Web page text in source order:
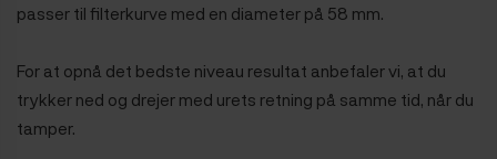
passer til filterkurve med en diameter på 58 mm.
For at opnå det bedste niveau resultat anbefaler vi, at du
trykker ned og drejer med urets retning på samme tid, når du
tamper.